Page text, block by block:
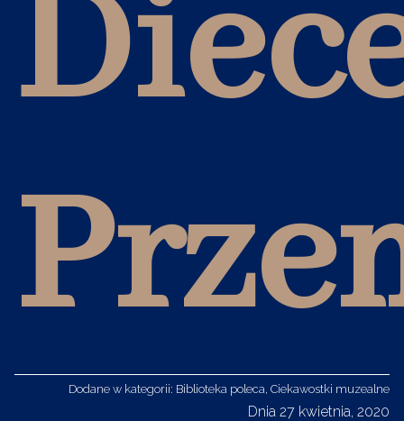
Dodane w kategorii: Biblioteka poleca, Ciekawostki muzealne
Dnia 27 kwietnia, 2020